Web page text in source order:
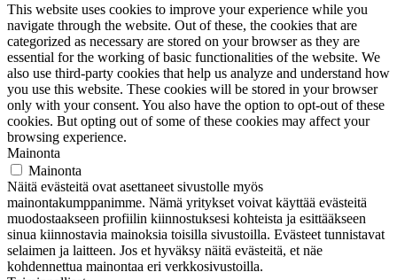
This website uses cookies to improve your experience while you
navigate through the website. Out of these, the cookies that are
categorized as necessary are stored on your browser as they are
essential for the working of basic functionalities of the website. We
also use third-party cookies that help us analyze and understand how
you use this website. These cookies will be stored in your browser
only with your consent. You also have the option to opt-out of these
cookies. But opting out of some of these cookies may affect your
browsing experience.
Mainonta
Mainonta
Näitä evästeitä ovat asettaneet sivustolle myös
mainontakumppanimme. Nämä yritykset voivat käyttää evästeitä
muodostaakseen profiilin kiinnostuksesi kohteista ja esittääkseen
sinua kiinnostavia mainoksia toisilla sivustoilla. Evästeet tunnistavat
selaimen ja laitteen. Jos et hyväksy näitä evästeitä, et näe
kohdennettua mainontaa eri verkkosivustoilla.